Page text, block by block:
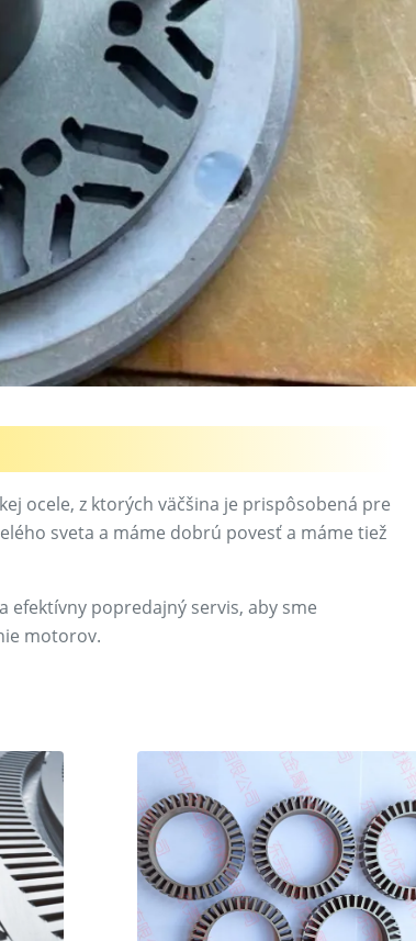
ocele, z ktorých väčšina je prispôsobená pre
sveta a máme dobrú povesť a máme tiež
efektívny popredajný servis, aby sme
motorov.